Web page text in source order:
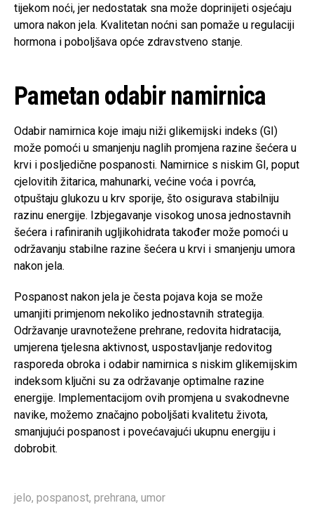
tijekom noći, jer nedostatak sna može doprinijeti osjećaju
umora nakon jela. Kvalitetan noćni san pomaže u regulaciji
hormona i poboljšava opće zdravstveno stanje.
Pametan odabir namirnica
Odabir namirnica koje imaju niži glikemijski indeks (GI)
može pomoći u smanjenju naglih promjena razine šećera u
krvi i posljedične pospanosti. Namirnice s niskim GI, poput
cjelovitih žitarica, mahunarki, većine voća i povrća,
otpuštaju glukozu u krv sporije, što osigurava stabilniju
razinu energije. Izbjegavanje visokog unosa jednostavnih
šećera i rafiniranih ugljikohidrata također može pomoći u
održavanju stabilne razine šećera u krvi i smanjenju umora
nakon jela.
Pospanost nakon jela je česta pojava koja se može
umanjiti primjenom nekoliko jednostavnih strategija.
Održavanje uravnotežene prehrane, redovita hidratacija,
umjerena tjelesna aktivnost, uspostavljanje redovitog
rasporeda obroka i odabir namirnica s niskim glikemijskim
indeksom ključni su za održavanje optimalne razine
energije. Implementacijom ovih promjena u svakodnevne
navike, možemo značajno poboljšati kvalitetu života,
smanjujući pospanost i povećavajući ukupnu energiju i
dobrobit.
jelo, pospanost, prehrana, umor